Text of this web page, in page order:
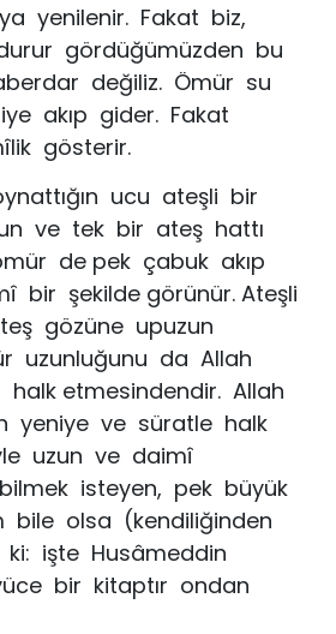
yenilenir. Fakat biz,
gördüğümüzden bu
değiliz. Ömür su
akıp gider. Fakat
gösterir.
ucu ateşli bir
ve tek bir ateş hattı
de pek çabuk akıp
bir şekilde görünür. Ateşli
gözüne upuzun
uzunluğunu da Allah
halk etmesindendir. Allah
yeniye ve süratle halk
uzun ve daimî
bilmek isteyen, pek büyük
olsa (kendiliğinden
işte Husâmeddin
bir kitaptır ondan